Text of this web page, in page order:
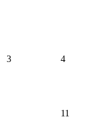
3 4
11